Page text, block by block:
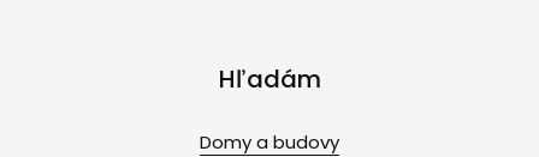
Hľadám
Domy a budovy